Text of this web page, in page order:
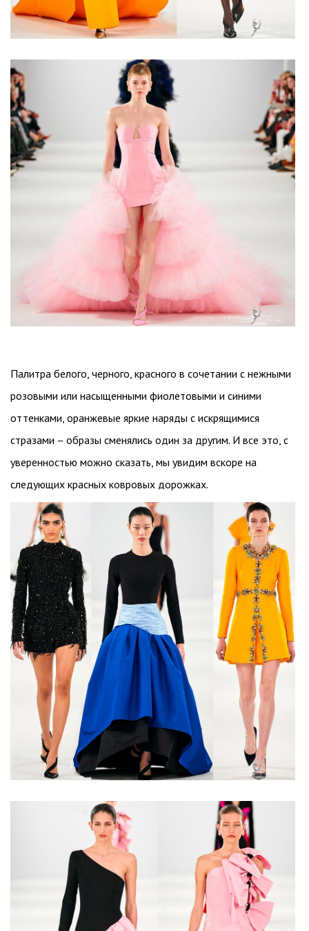
Палитра белого, черного, красного в сочетании с нежными
розовыми или насыщенными фиолетовыми и синими
оттенками, оранжевые яркие наряды с искрящимися
стразами – образы сменялись один за другим. И все это, с
уверенностью можно сказать, мы увидим вскоре на
следующих красных ковровых дорожках.